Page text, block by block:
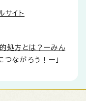
サイト
処方とは？ーみん
ながろう！ー」